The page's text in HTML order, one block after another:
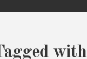
with